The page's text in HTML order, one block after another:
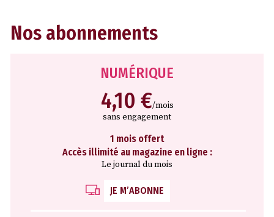
Nos abonnements
NUMÉRIQUE
4,10 €/mois
sans engagement
1 mois offert
Accès illimité au magazine en ligne :
Le journal du mois
JE M’ABONNE